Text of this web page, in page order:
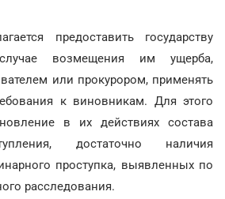
предоставить государству
возмещения им ущерба,
или прокурором, применять
к виновникам. Для этого
в их действиях состава
достаточно наличия
проступка, выявленных по
расследования.